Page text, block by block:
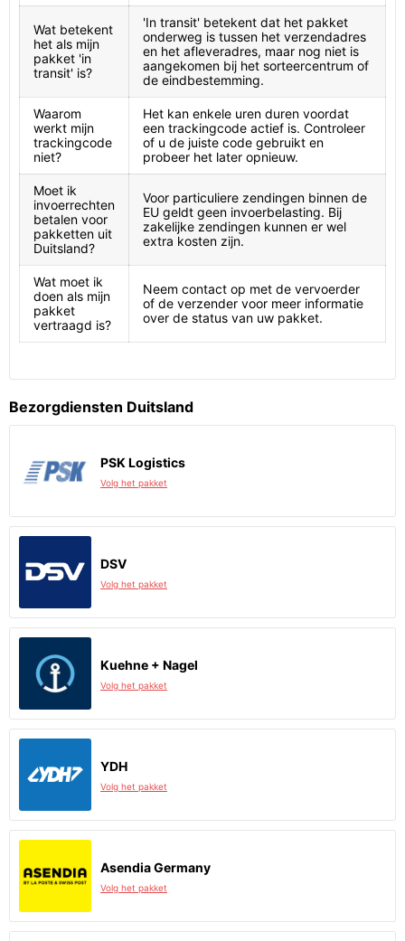
Wat betekent
het als mijn
pakket 'in
transit' is?
'In transit' betekent dat het pakket
onderweg is tussen het verzendadres
en het afleveradres, maar nog niet is
aangekomen bij het sorteercentrum of
de eindbestemming.
Waarom
werkt mijn
trackingcode
niet?
Het kan enkele uren duren voordat
een trackingcode actief is. Controleer
of u de juiste code gebruikt en
probeer het later opnieuw.
Moet ik
invoerrechten
betalen voor
pakketten uit
Duitsland?
Voor particuliere zendingen binnen de
EU geldt geen invoerbelasting. Bij
zakelijke zendingen kunnen er wel
extra kosten zijn.
Wat moet ik
doen als mijn
pakket
vertraagd is?
Neem contact op met de vervoerder
of de verzender voor meer informatie
over de status van uw pakket.
Bezorgdiensten Duitsland
PSK Logistics
Volg het pakket
DSV
Volg het pakket
Kuehne + Nagel
Volg het pakket
YDH
Volg het pakket
Asendia Germany
Volg het pakket